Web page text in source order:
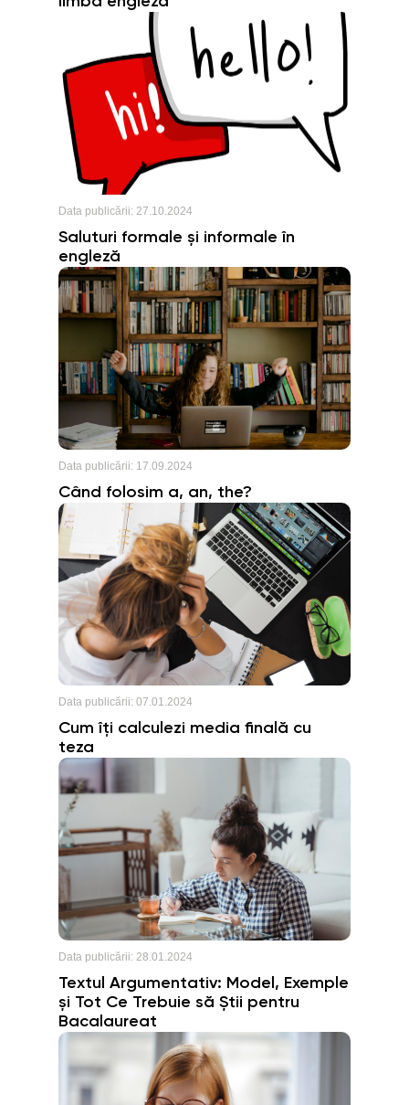
Data publicării: 27.10.2024
Saluturi formale și informale în
engleză
Data publicării: 17.09.2024
Când folosim a, an, the?
Data publicării: 07.01.2024
Cum îți calculezi media finală cu
teza
Data publicării: 28.01.2024
Textul Argumentativ: Model, Exemple
și Tot Ce Trebuie să Știi pentru
Bacalaureat